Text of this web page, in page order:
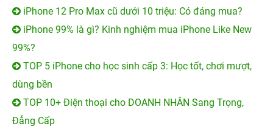
iPhone 12 Pro Max cũ dưới 10 triệu: Có đáng mua?
iPhone 99% là gì? Kinh nghiệm mua iPhone Like New
99%?
TOP 5 iPhone cho học sinh cấp 3: Học tốt, chơi mượt,
dùng bền
TOP 10+ Điện thoại cho DOANH NHÂN Sang Trọng,
Đẳng Cấp